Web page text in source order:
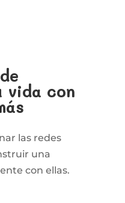
vida con
las redes
una
con ellas.